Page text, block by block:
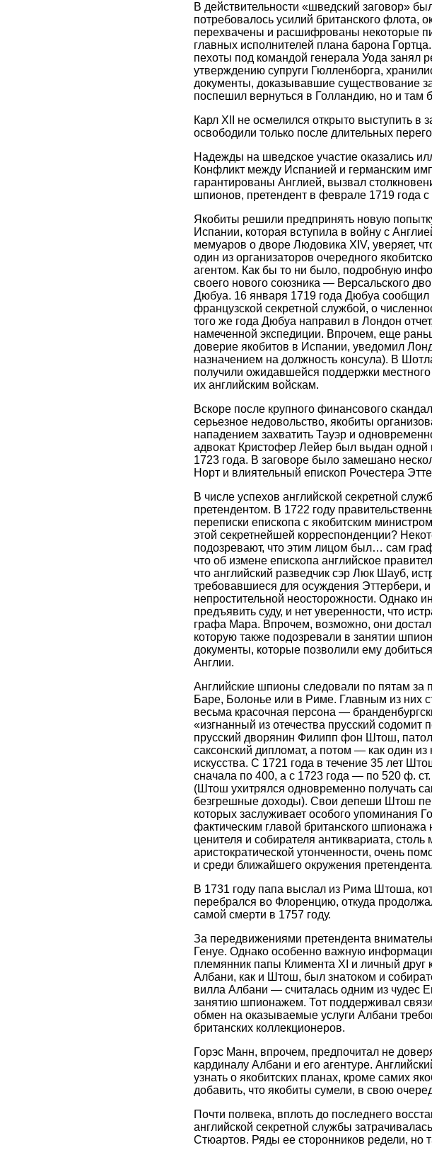
В действительности «шведский заговор»
потребовалось усилий британского флота,
перехвачены и расшифрованы некоторые
главных исполнителей плана барона
пехоты под командой генерала Уода занял
утверждению супруги Гюлленборга,
документы, доказывавшие существование
поспешил вернуться в Голландию, но и там
Карл XII не осмелился открыто выступить в
освободили только после длительных
Надежды на шведское участие оказались
Конфликт между Испанией и германским
гарантированы Англией, вызвал
шпионов, претендент в феврале 1719 года
Якобиты решили предпринять новую
Испании, которая вступила в войну с
мемуаров о дворе Людовика XIV, уверяет,
один из организаторов очередного
агентом. Как бы то ни было, подробную
своего нового союзника — Версальского
Дюбуа. 16 января 1719 года Дюбуа
французской секретной службой, о
того же года Дюбуа направил в Лондон
намеченной экспедиции. Впрочем, еще
доверие якобитов в Испании, уведомил
назначением на должность консула). В
получили ожидавшейся поддержки
их английским войскам.
Вскоре после крупного финансового
серьезное недовольство, якобиты
нападением захватить Тауэр и
адвокат Кристофер Лейер был выдан одной
1723 года. В заговоре было замешано
Норт и влиятельный епископ Рочестера
В числе успехов английской секретной
претендентом. В 1722 году
переписки епископа с якобитским
этой секретнейшей корреспонденции?
подозревают, что этим лицом был… сам
что об измене епископа английское
что английский разведчик сэр Люк Шауб,
требовавшиеся для осуждения Эттербери,
непростительной неосторожности. Однако
предъявить суду, и нет уверенности, что
графа Мара. Впрочем, возможно, они
которую также подозревали в занятии
документы, которые позволили ему
Англии.
Английские шпионы следовали по пятам
Баре, Болонье или в Риме. Главным из них
весьма красочная персона —
«изгнанный из отечества прусский
прусский дворянин Филипп фон Штош,
саксонский дипломат, а потом — как один
искусства. С 1721 года в течение 35 лет
сначала по 400, а с 1723 года — по 520 ф.
(Штош ухитрялся одновременно получать
безгрешные доходы). Свои депеши Штош
которых заслуживает особого упоминания
фактическим главой британского
ценителя и собирателя антиквариата,
аристократической утонченности, очень
и среди ближайшего окружения претендента.
В 1731 году папа выслал из Рима Штоша,
перебрался во Флоренцию, откуда
самой смерти в 1757 году.
За передвижениями претендента
Генуе. Однако особенно важную
племянник папы Климента XI и личный друг
Албани, как и Штош, был знатоком и
вилла Албани — считалась одним из чудес
занятию шпионажем. Тот поддерживал
обмен на оказываемые услуги Албани
британских коллекционеров.
Горэс Манн, впрочем, предпочитал не
кардиналу Албани и его агентуре.
узнать о якобитских планах, кроме самих
добавить, что якобиты сумели, в свою
Почти полвека, вплоть до последнего
английской секретной службы
Стюартов. Ряды ее сторонников редели, но